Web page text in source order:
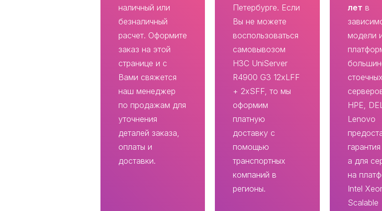
наличный или
безналичный
расчет. Оформите
заказ на этой
странице и с
Вами свяжется
наш менеджер
по продажам для
уточнения
деталей заказа,
оплаты и
доставки.
Петербурге. Если
Вы не можете
воспользоваться
самовывозом
H3C UniServer
R4900 G3 12xLFF
+ 2xSFF, то мы
оформим
платную
доставку с
помощью
транспортных
компаний в
регионы.
лет в
модели
стоечных
HPE,
Lenovo
гарантия
а для
на
Intel
Scalable